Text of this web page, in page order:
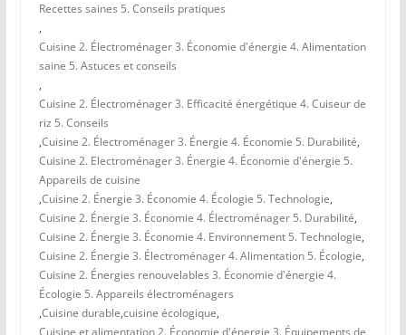
Recettes saines 5. Conseils pratiques
,
Cuisine 2. Électroménager 3. Économie d'énergie 4. Alimentation
saine 5. Astuces et conseils
,
Cuisine 2. Électroménager 3. Efficacité énergétique 4. Cuiseur de
riz 5. Conseils
,Cuisine 2. Électroménager 3. Énergie 4. Économie 5. Durabilité,
Cuisine 2. Electroménager 3. Énergie 4. Économie d'énergie 5.
Appareils de cuisine
,Cuisine 2. Énergie 3. Économie 4. Écologie 5. Technologie,
Cuisine 2. Énergie 3. Économie 4. Électroménager 5. Durabilité,
Cuisine 2. Énergie 3. Économie 4. Environnement 5. Technologie,
Cuisine 2. Énergie 3. Électroménager 4. Alimentation 5. Écologie,
Cuisine 2. Énergies renouvelables 3. Économie d'énergie 4.
Écologie 5. Appareils électroménagers
,Cuisine durable,cuisine écologique,
Cuisine et alimentation 2. Économie d'énergie 3. Équipements de